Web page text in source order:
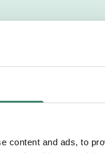
content and ads, to